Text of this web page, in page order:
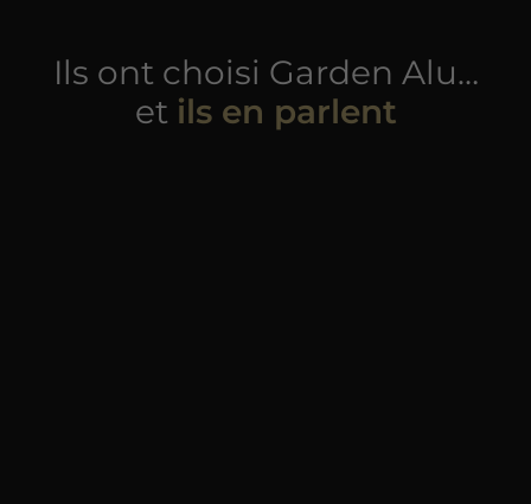
Ils ont choisi Garden Alu…
et ils en parlent